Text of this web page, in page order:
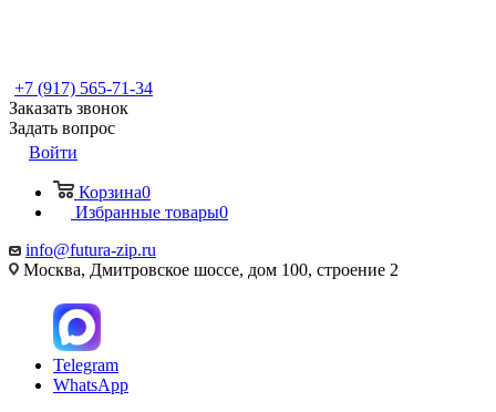
+7 (917) 565-71-34
Заказать звонок
Задать вопрос
Войти
Корзина0
Избранные товары0
info@futura-zip.ru
Москва, Дмитровское шоссе, дом 100, строение 2
Telegram
WhatsApp